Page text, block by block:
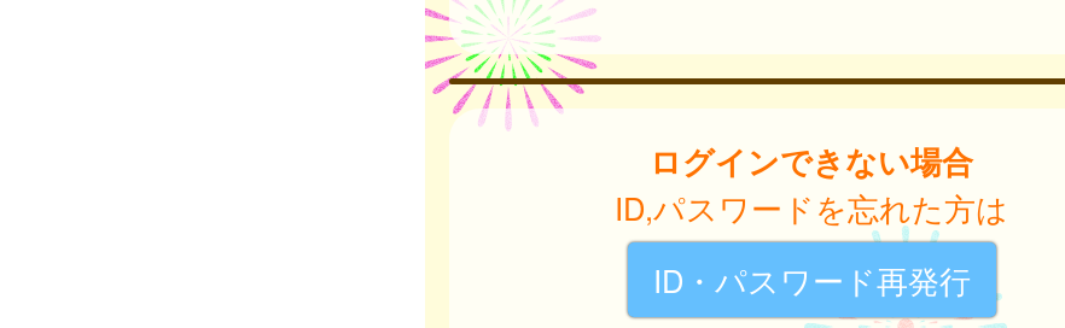
ログインできない場合
ID,パスワードを忘れた方は
ID・パスワード再発行